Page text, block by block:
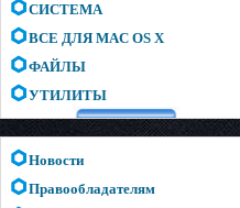
СИСТЕМА
ВСЕ ДЛЯ MAC OS X
ФАЙЛЫ
УТИЛИТЫ
Новости
Правообладателям